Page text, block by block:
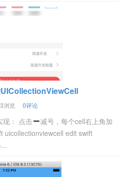
UICollectionViewCell
浏览 0评论
现： 点击
减号，每个cell右上角加
uicollectionviewcell edit swift